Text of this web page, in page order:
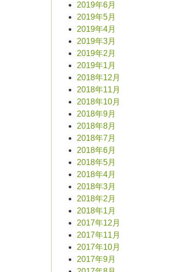
2019年6月
2019年5月
2019年4月
2019年3月
2019年2月
2019年1月
2018年12月
2018年11月
2018年10月
2018年9月
2018年8月
2018年7月
2018年6月
2018年5月
2018年4月
2018年3月
2018年2月
2018年1月
2017年12月
2017年11月
2017年10月
2017年9月